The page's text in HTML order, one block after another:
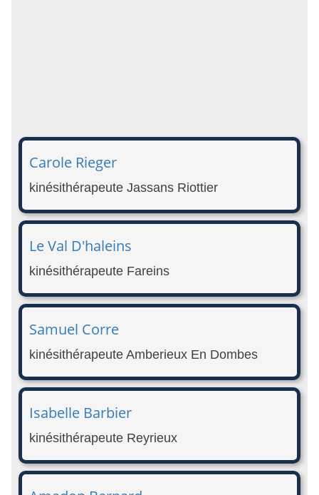
Carole Rieger
kinésithérapeute Jassans Riottier
Le Val D'haleins
kinésithérapeute Fareins
Samuel Corre
kinésithérapeute Amberieux En Dombes
Isabelle Barbier
kinésithérapeute Reyrieux